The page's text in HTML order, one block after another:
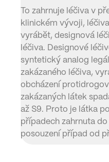
To zahrnuje léčiva v
klinickém vývoji,
vyrábět, designová
léčiva. Designové
syntetický analog
zakázaného léčiva,
obcházení
zakázaných látek
až S9. Proto je látka
případech zahrnuta
posouzení případ od